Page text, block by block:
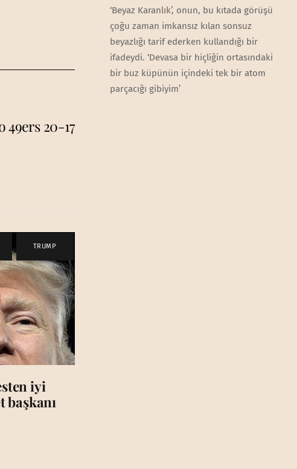
49ers 20-17
TRUMP
iyi
başkanı
‘Beyaz Karanlık’, onun, bu kıtada görüşü
çoğu zaman imkansız kılan sonsuz
beyazlığı tarif ederken kullandığı bir
ifadeydi. ‘Devasa bir hiçliğin ortasındaki
bir buz küpünün içindeki tek bir atom
parçacığı gibiyim’